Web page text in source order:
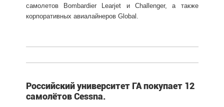
самолетов Bombardier Learjet и Challenger, а также
корпоративных авиалайнеров Global.
Российский университет ГА покупает 12
самолётов Cessna.